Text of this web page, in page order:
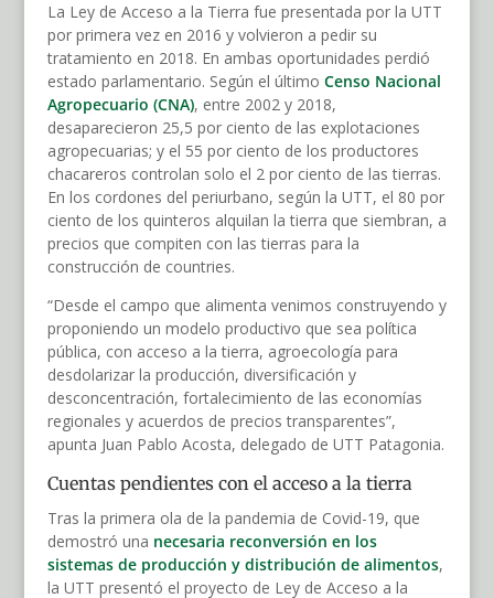
La Ley de Acceso a la Tierra fue presentada por la UTT
por primera vez en 2016 y volvieron a pedir su
tratamiento en 2018. En ambas oportunidades perdió
estado parlamentario. Según el último Censo Nacional
Agropecuario (CNA), entre 2002 y 2018,
desaparecieron 25,5 por ciento de las explotaciones
agropecuarias; y el 55 por ciento de los productores
chacareros controlan solo el 2 por ciento de las tierras.
En los cordones del periurbano, según la UTT, el 80 por
ciento de los quinteros alquilan la tierra que siembran, a
precios que compiten con las tierras para la
construcción de countries.
“Desde el campo que alimenta venimos construyendo y
proponiendo un modelo productivo que sea política
pública, con acceso a la tierra, agroecología para
desdolarizar la producción, diversificación y
desconcentración, fortalecimiento de las economías
regionales y acuerdos de precios transparentes”,
apunta Juan Pablo Acosta, delegado de UTT Patagonia.
Cuentas pendientes con el acceso a la tierra
Tras la primera ola de la pandemia de Covid-19, que
demostró una necesaria reconversión en los
sistemas de producción y distribución de alimentos,
la UTT presentó el proyecto de Ley de Acceso a la